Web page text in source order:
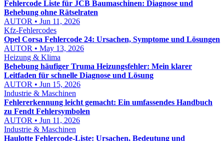
Fehlercode Liste für JCB Baumaschinen: Diagnose und
Behebung ohne Rätselraten
AUTOR • Jun 11, 2026
Kfz-Fehlercodes
Opel Corsa Fehlercode 24: Ursachen, Symptome und Lösungen
AUTOR • May 13, 2026
Heizung & Klima
Behebung häufiger Truma Heizungsfehler: Mein klarer
Leitfaden für schnelle Diagnose und Lösung
AUTOR • Jun 15, 2026
Industrie & Maschinen
Fehlererkennung leicht gemacht: Ein umfassendes Handbuch
zu Fendt Fehlersymbolen
AUTOR • Jun 11, 2026
Industrie & Maschinen
Haulotte Fehlercode-Liste: Ursachen, Bedeutung und